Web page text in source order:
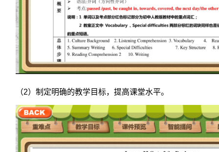
（2）制定明确的教学目标，提高课堂水平。